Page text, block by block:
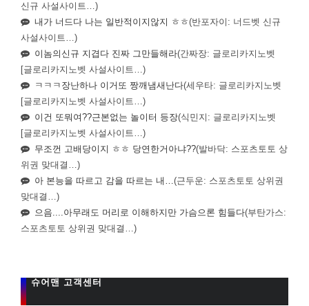
신규 사설사이트…)
내가 너드다 나는 일반적이지않지 ㅎㅎ(반포자이: 너드벳 신규
사설사이트…)
이놈의신규 지겹다 진짜 그만들해라(간짜장: 글로리카지노벳
[글로리카지노벳 사설사이트…)
ㅋㅋㅋ장난하나 이거또 짱깨냄새난다(세우타: 글로리카지노벳
[글로리카지노벳 사설사이트…)
이건 또뭐여??근본없는 놀이터 등장(식민지: 글로리카지노벳
[글로리카지노벳 사설사이트…)
무조껀 고배당이지 ㅎㅎ 당연한거아냐??(발바닥: 스포츠토토 상
위권 맞대결…)
아 본능을 따르고 감을 따르는 내…(근두운: 스포츠토토 상위권
맞대결…)
으음....아무래도 머리로 이해하지만 가슴으론 힘들다(부탄가스:
스포츠토토 상위권 맞대결…)
슈어맨 고객센터